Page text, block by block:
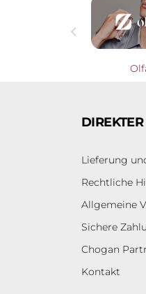

Lieferung
Rechtliche
Allgemeine
Sichere
Chogan
Kontakt